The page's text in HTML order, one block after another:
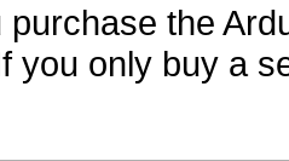
purchase the
you only buy a